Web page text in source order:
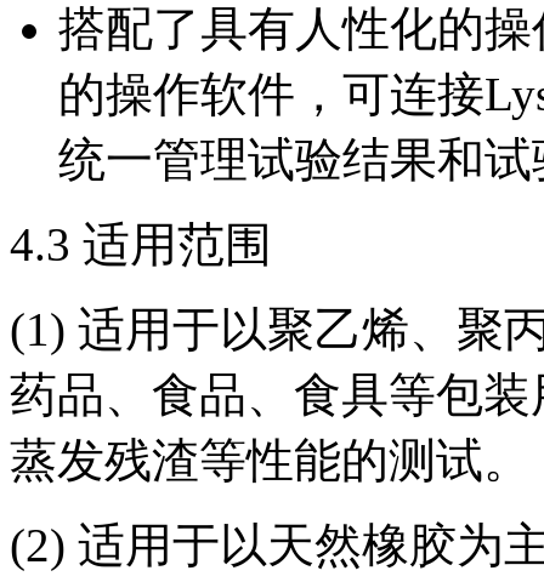
搭配了具有人性化的
的操作软件，可连接
统一管理试验结果和
4.3 适用范围
(1) 适用于以聚乙烯、聚
药品、食品、食具等包
蒸发残渣等性能的测试。
(2) 适用于以天然橡胶为